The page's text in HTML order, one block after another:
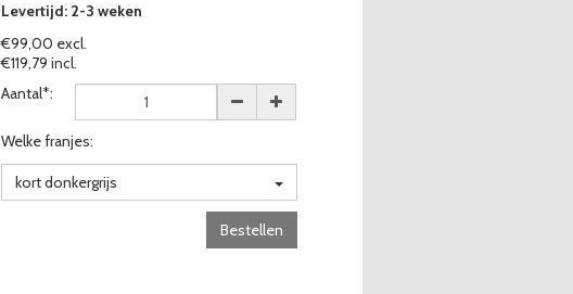
Levertijd: 2-3 weken
€99,00 excl.
€119,79 incl.
Aantal*:
Welke franjes:
kort donkergrijs
Bestellen